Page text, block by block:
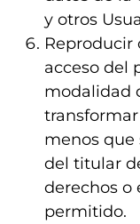
y otros
Reproducir
acceso del
modalidad
menos que
del titular
derechos o
permitido.